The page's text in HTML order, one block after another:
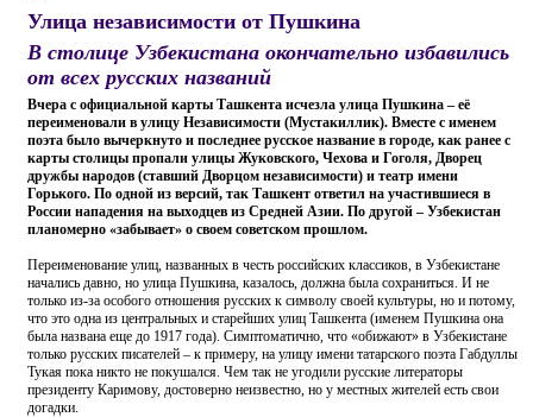
Улица независимости от Пушкина
В столице Узбекистана окончательно избавились
от всех русских названий
Вчера с официальной карты Ташкента исчезла улица Пушкина – её
переименовали в улицу Независимости (Мустакиллик). Вместе с именем
поэта было вычеркнуто и последнее русское название в городе, как ранее с
карты столицы пропали улицы Жуковского, Чехова и Гоголя, Дворец
дружбы народов (ставший Дворцом независимости) и театр имени
Горького. По одной из версий, так Ташкент ответил на участившиеся в
России нападения на выходцев из Средней Азии. По другой – Узбекистан
планомерно «забывает» о своем советском прошлом.
Переименование улиц, названных в честь российских классиков, в Узбекистане
начались давно, но улица Пушкина, казалось, должна была сохраниться. И не
только из-за особого отношения русских к символу своей культуры, но и потому,
что это одна из центральных и старейших улиц Ташкента (именем Пушкина она
была названа еще до 1917 года). Симптоматично, что «обижают» в Узбекистане
только русских писателей – к примеру, на улицу имени татарского поэта Габдуллы
Тукая пока никто не покушался. Чем так не угодили русские литераторы
президенту Каримову, достоверно неизвестно, но у местных жителей есть свои
догадки.